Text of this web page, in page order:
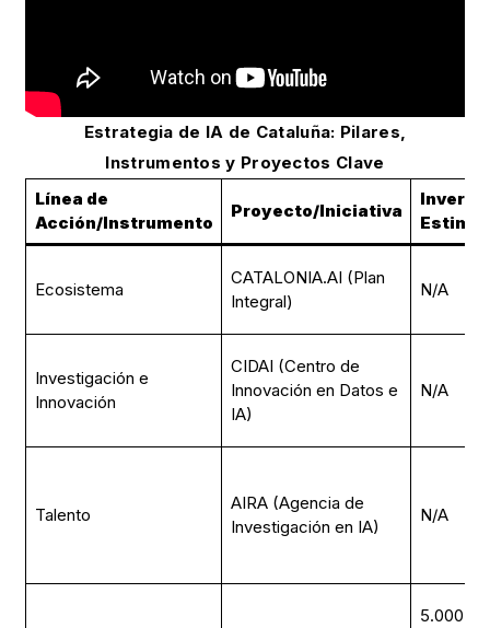
Estrategia de IA de Cataluña: Pilares,
Instrumentos y Proyectos Clave
Línea de
Acción/Instrumento
Proyecto/Iniciativa
Ecosistema
CATALONIA.AI (Plan
Integral)
N/A
Investigación e
Innovación
CIDAI (Centro de
Innovación en Datos e
IA)
N/A
Talento
AIRA (Agencia de
Investigación en IA)
N/A
5.000